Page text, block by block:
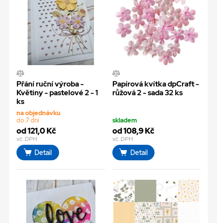
Přání ruční výroba -
Květiny - pastelové 2 - 1
ks
na objednávku
do 7 dní
od 121,0 Kč
vč. DPH
Detail
Papírová kvítka dpCraft -
růžová 2 - sada 32 ks
skladem
od 108,9 Kč
vč. DPH
Detail